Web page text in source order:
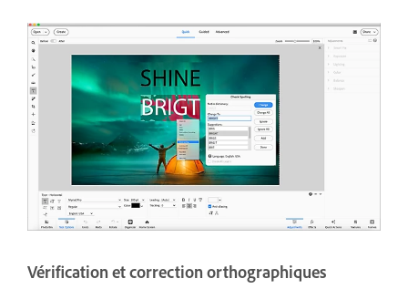
Vérification et correction orthographiques